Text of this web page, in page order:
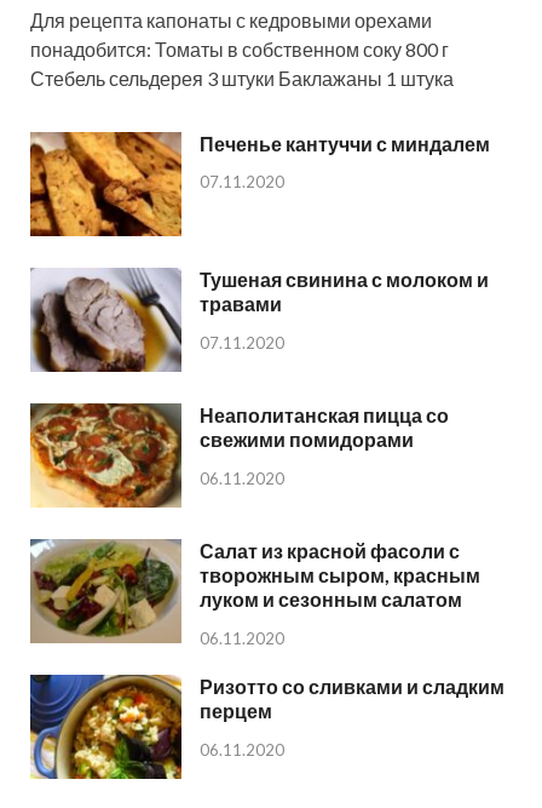
Для рецепта капонаты с кедровыми орехами
понадобится: Томаты в собственном соку 800 г
Стебель сельдерея 3 штуки Баклажаны 1 штука
Печенье кантуччи с миндалем
07.11.2020
Тушеная свинина с молоком и
травами
07.11.2020
Неаполитанская пицца со
свежими помидорами
06.11.2020
Салат из красной фасоли с
творожным сыром, красным
луком и сезонным салатом
06.11.2020
Ризотто со сливками и сладким
перцем
06.11.2020